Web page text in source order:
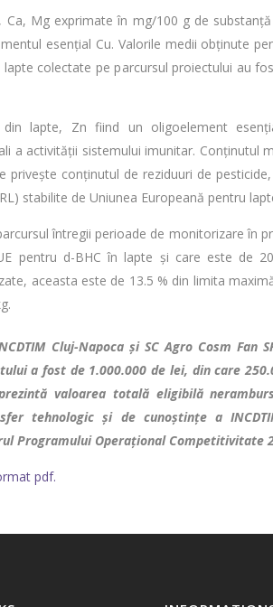
Mg exprimate în mg/100 g de
esențial Cu. Valorile medii obținute
colectate pe parcursul proiectului au
lapte, Zn fiind un oligoelement
a activității sistemului imunitar. Conținutul
conținutul de reziduuri de
stabilite de Uniunea Europeană pentru
întregii perioade de monitorizare în
pentru d-BHC în lapte și care este de
aceasta este de 13.5 % din limita
Cluj-Napoca și SC Agro Cosm Fan
a fost de 1.000.000 de lei, din care
valoarea totală eligibilă
tehnologic și de cunoștințe a
Programului Operațional Competitivitate
pdf.